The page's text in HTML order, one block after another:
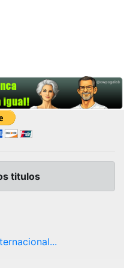
titulos